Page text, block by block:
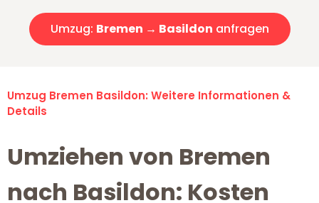
Umzug: Bremen → Basildon anfragen
Umzug Bremen Basildon: Weitere Informationen &
Details
Umziehen von Bremen
nach Basildon: Kosten